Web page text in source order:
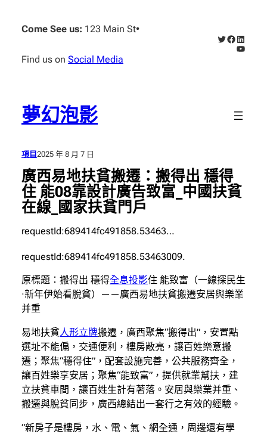
Come See us: 123 Main St•
Find us on Social Media
X Facebook
夢幻泡影
項目 2025 年 8 月 7 日
廣西易地扶貧搬遷：搬得出 穩得
住 能08靠設計廣告致富_中國扶貧
在線_國家扶貧門戶
requestId:689414fc491858.53463…
requestId:689414fc491858.53463009.
原標題：搬得出 穩得全息投影住 能致富（一線探民生
·新年伊始看脫貧）——廣西易地扶貧搬遷安居與樂業
并重
易地扶貧人形立牌搬遷，廣西聚焦“搬得出”，安置點
選址不能偏，交通便利，樓房敞亮，讓百姓樂意搬
遷；聚焦“穩得住”，配套設施完善，公共服務齊全，
讓百姓樂享安居；聚焦“能致富”，提供就業幫扶，建
立扶貧車間，讓百姓生計有著落。安居與樂業并重、
搬遷與脫貧同步，廣西總結出一套行之有效的經驗。
“新房子是樓房，水、電、氣、網全通，周邊還有學